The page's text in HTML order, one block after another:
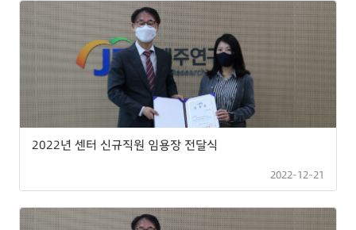
2022년 센터 신규직원 임용장 전달식
2022-12-21